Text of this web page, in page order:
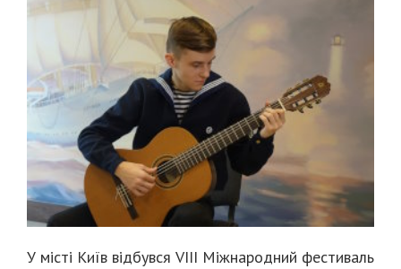
У місті Київ відбувся VIII Міжнародний фестиваль